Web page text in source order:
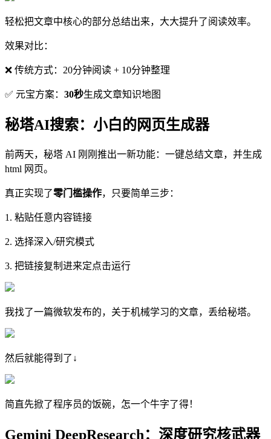
轻松把文章中核心的部分总结出来，大大提升了阅读效率。
效果对比：
❌ 传统方式：20分钟阅读 + 10分钟整理
✅ 元宝方案： 30秒生成文章知识地图
秘塔AI搜索：小白的网页生成器
前两天，秘塔 AI 刚刚推出一新功能：一键总结文章，并生成
html 网页。
真正实现了零门槛操作，只要简单三步：
1. 粘贴任意内容链接
2. 选择深入/研究模式
3. 把链接复制进来定点击运行
我找了一篇微软发布的，关于机械学习的文章，丢给秘塔。
然后就能得到了 ↓
简直先掀了程序员的饭碗，怎一个牛字了得！
Gemini DeepResearch：深度研究核武器